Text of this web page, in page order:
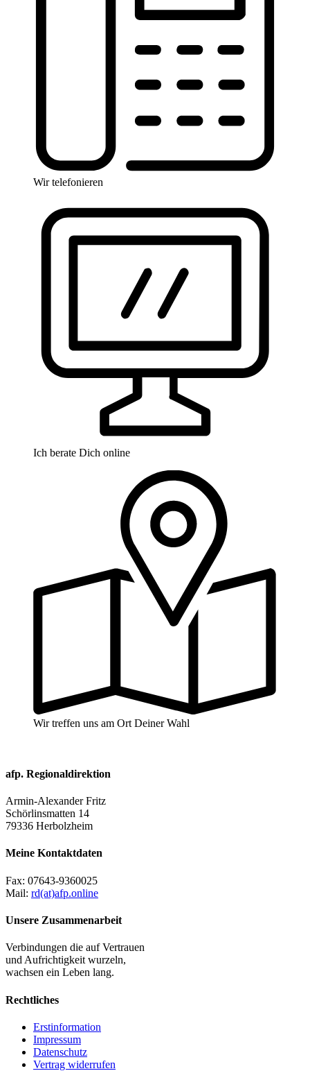
Wir telefonieren
Ich berate Dich online
Wir treffen uns am Ort Deiner Wahl
afp. Regionaldirektion
Armin-Alexander Fritz
Schörlinsmatten 14
79336 Herbolzheim
Meine Kontaktdaten
Fax: 07643-9360025
Mail: rd(at)afp.online
Unsere Zusammenarbeit
Verbindungen die auf Vertrauen
und Aufrichtigkeit wurzeln,
wachsen ein Leben lang.
Rechtliches
Erstinformation
Impressum
Datenschutz
Vertrag widerrufen